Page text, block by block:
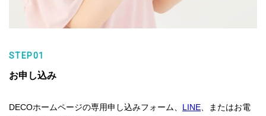
STEP01
お申し込み
DECOホームページの専用申し込みフォーム、 LINE 、またはお電